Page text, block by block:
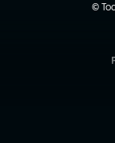
©